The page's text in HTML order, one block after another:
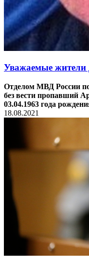
Уважаемые жители
Отделом МВД России
без вести пропавший
03.04.1963 года
18.08.2021